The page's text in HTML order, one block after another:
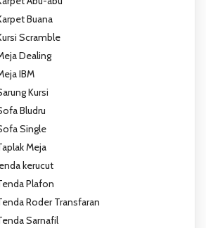
Buana
Scramble
Dealing
IBM
Kursi
Bludru
Single
Meja
kerucut
Plafon
Roder Transfaran
Sarnafil